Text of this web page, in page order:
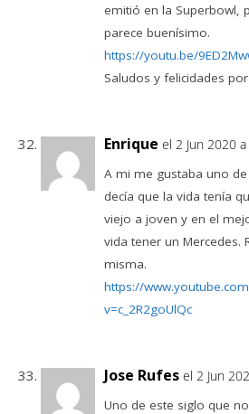
emitió en la Superbowl,
parece buenísimo.
https://youtu.be/
Saludos y felicidades
Enrique el 2 Jun 2020
A mi me gustaba uno
decía que la vida tenía
viejo a joven y en el
vida tener un Mercedes.
misma.
https://
v=c_2R2goUlQc
Jose Rufes el 2 Jun
Uno de este siglo que